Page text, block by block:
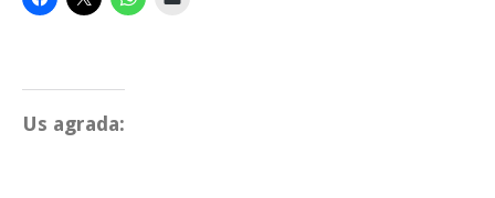
Us agrada: